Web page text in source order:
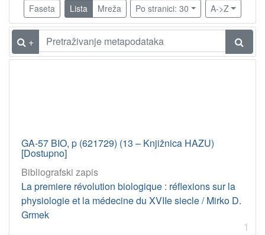
Faseta Lista Mreža Po stranici: 30 A->Z
+
GA-57 BIO, p (621729) (13 – Knjižnica HAZU)
[Dostupno]
Bibliografski zapis
La premiere révolution biologique : réflexions sur la
physiologie et la médecine du XVIIe siecle / Mirko D.
Grmek
1